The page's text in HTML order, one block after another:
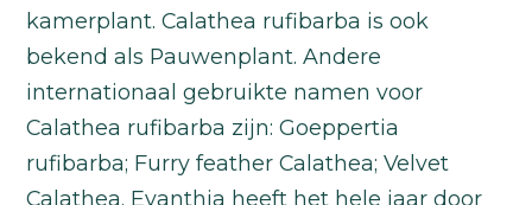
kamerplant. Calathea rufibarba is ook
bekend als Pauwenplant. Andere
internationaal gebruikte namen voor
Calathea rufibarba zijn: Goeppertia
rufibarba; Furry feather Calathea; Velvet
Calathea. Evanthia heeft het hele jaar door